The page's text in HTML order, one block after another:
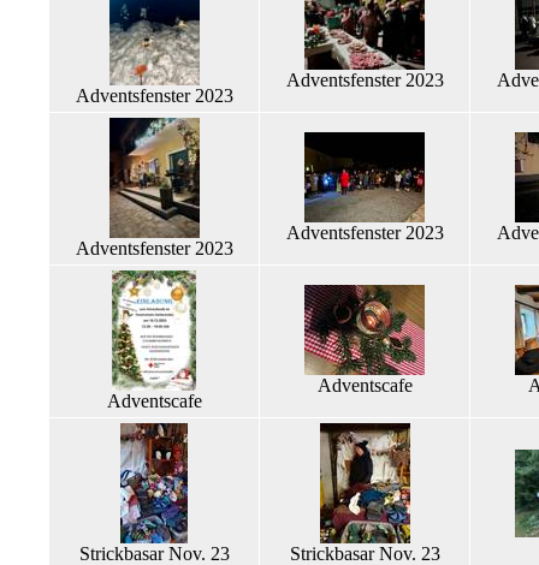
Adventsfenster 2023
Adventsfenster 2023
Adventsfenster 2023
Adventsfenster 2023
Adventscafe
Adventscafe
Strickbasar Nov. 23 Strickbasar Nov. 23